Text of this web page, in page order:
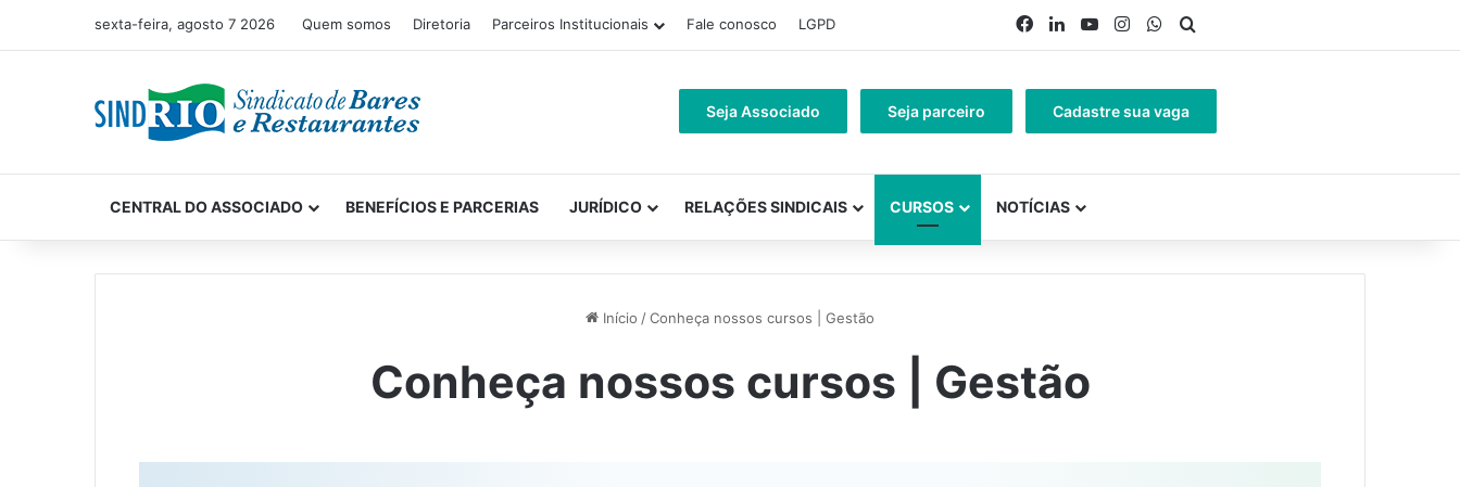
sexta-feira, agosto 7 2026 Quem somos Diretoria Parceiros Institucionais Fale conosco LGPD
Seja Associado Seja parceiro Cadastre sua vaga
CENTRAL DO ASSOCIADO BENEFÍCIOS E PARCERIAS JURÍDICO RELAÇÕES SINDICAIS CURSOS NOTÍCIAS
Início /Conheça nossos cursos | Gestão
Conheça nossos cursos | Gestão